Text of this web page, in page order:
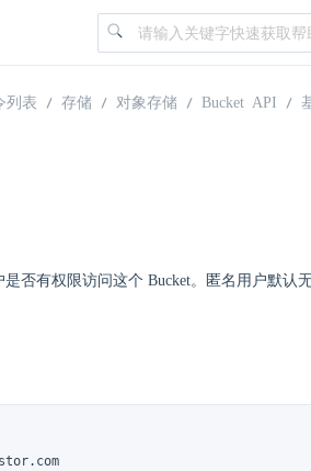
列表 存储 对象存储 Bucket API
否有权限访问这个 Bucket。匿名用户默认